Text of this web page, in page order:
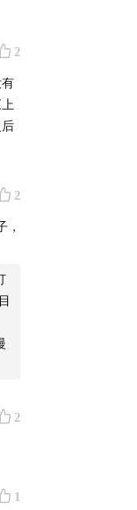
人
是
2
2
，
2
1